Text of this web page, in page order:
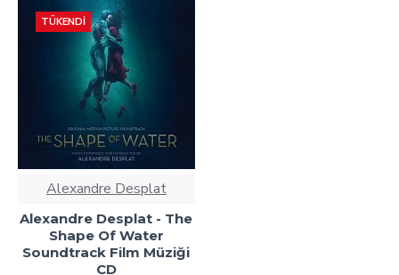
TÜKENDI
Alexandre Desplat
Alexandre Desplat - The
Shape Of Water
Soundtrack Film Müziği
CD